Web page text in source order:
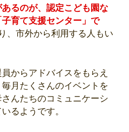
るのが、認定こども園な
育て支援センター」で
、市外から利用する人もい
からアドバイスをもらえ
月たくさんのイベントを
んたちのコミュニケーシ
るようです。